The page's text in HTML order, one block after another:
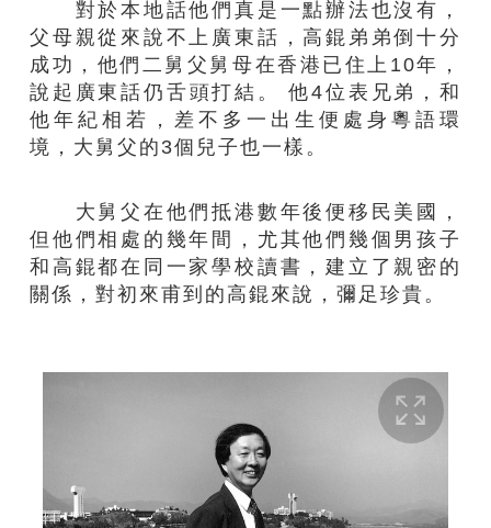
對於本地話他們真是一點辦法也沒有，
父母親從來說不上廣東話，高錕弟弟倒十分
成功，他們二舅父舅母在香港已住上10年，
說起廣東話仍舌頭打結。 他4位表兄弟，和
他年紀相若，差不多一出生便處身粵語環
境，大舅父的3個兒子也一樣。
大舅父在他們抵港數年後便移民美國，
但他們相處的幾年間，尤其他們幾個男孩子
和高錕都在同一家學校讀書，建立了親密的
關係，對初來甫到的高錕來說，彌足珍貴。